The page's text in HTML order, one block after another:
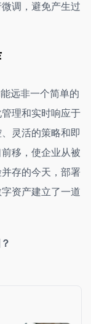
调，避免产生过
远非一个简单的
理和实时响应于
灵活的策略和即
移，使企业从被
存的今天，部署
资产建立了一道